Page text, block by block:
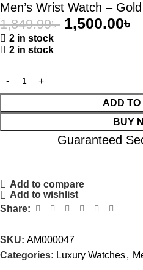
Men’s Wrist Watch –
1,849.99৳ 1,500.00৳
2 in stock
2 in stock
ADD
BUY
Guaranteed
Add to compare
Add to wishlist
Share:
SKU: AM000047
Categories: Luxury Watches,